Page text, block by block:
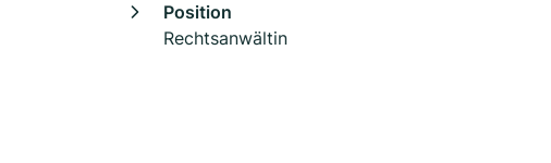
Position
Rechtsanwältin